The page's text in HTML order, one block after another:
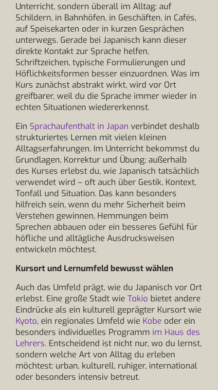
Unterricht, sondern überall im Alltag: auf
Schildern, in Bahnhöfen, in Geschäften, in Cafés,
auf Speisekarten oder in kurzen Gesprächen
unterwegs. Gerade bei Japanisch kann dieser
direkte Kontakt zur Sprache helfen,
Schriftzeichen, typische Formulierungen und
Höflichkeitsformen besser einzuordnen. Was im
Kurs zunächst abstrakt wirkt, wird vor Ort
greifbarer, weil du die Sprache immer wieder in
echten Situationen wiedererkennst.
Ein Sprachaufenthalt in Japan verbindet deshalb
strukturiertes Lernen mit vielen kleinen
Alltagserfahrungen. Im Unterricht bekommst du
Grundlagen, Korrektur und Übung; außerhalb
des Kurses erlebst du, wie Japanisch tatsächlich
verwendet wird – oft auch über Gestik, Kontext,
Tonfall und Situation. Das kann besonders
hilfreich sein, wenn du mehr Sicherheit beim
Verstehen gewinnen, Hemmungen beim
Sprechen abbauen oder ein besseres Gefühl für
höfliche und alltägliche Ausdrucksweisen
entwickeln möchtest.
Kursort und Lernumfeld bewusst wählen
Auch das Umfeld prägt, wie du Japanisch vor Ort
erlebst. Eine große Stadt wie Tokio bietet andere
Eindrücke als ein kulturell geprägter Kursort wie
Kyoto, ein regionales Umfeld wie Kobe oder ein
besonders individuelles Programm im Haus des
Lehrers. Entscheidend ist nicht nur, wo du lernst,
sondern welche Art von Alltag du erleben
möchtest: urban, kulturell, ruhiger, international
oder besonders intensiv betreut.